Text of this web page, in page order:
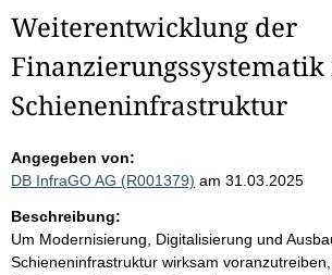
Weiterentwicklung der
Schieneninfrastruktur
Angegeben von:
DB InfraGO AG (R001379) am 31.03.2025
Beschreibung:
Um Modernisierung, Digitalisierung und
Schieneninfrastruktur wirksam